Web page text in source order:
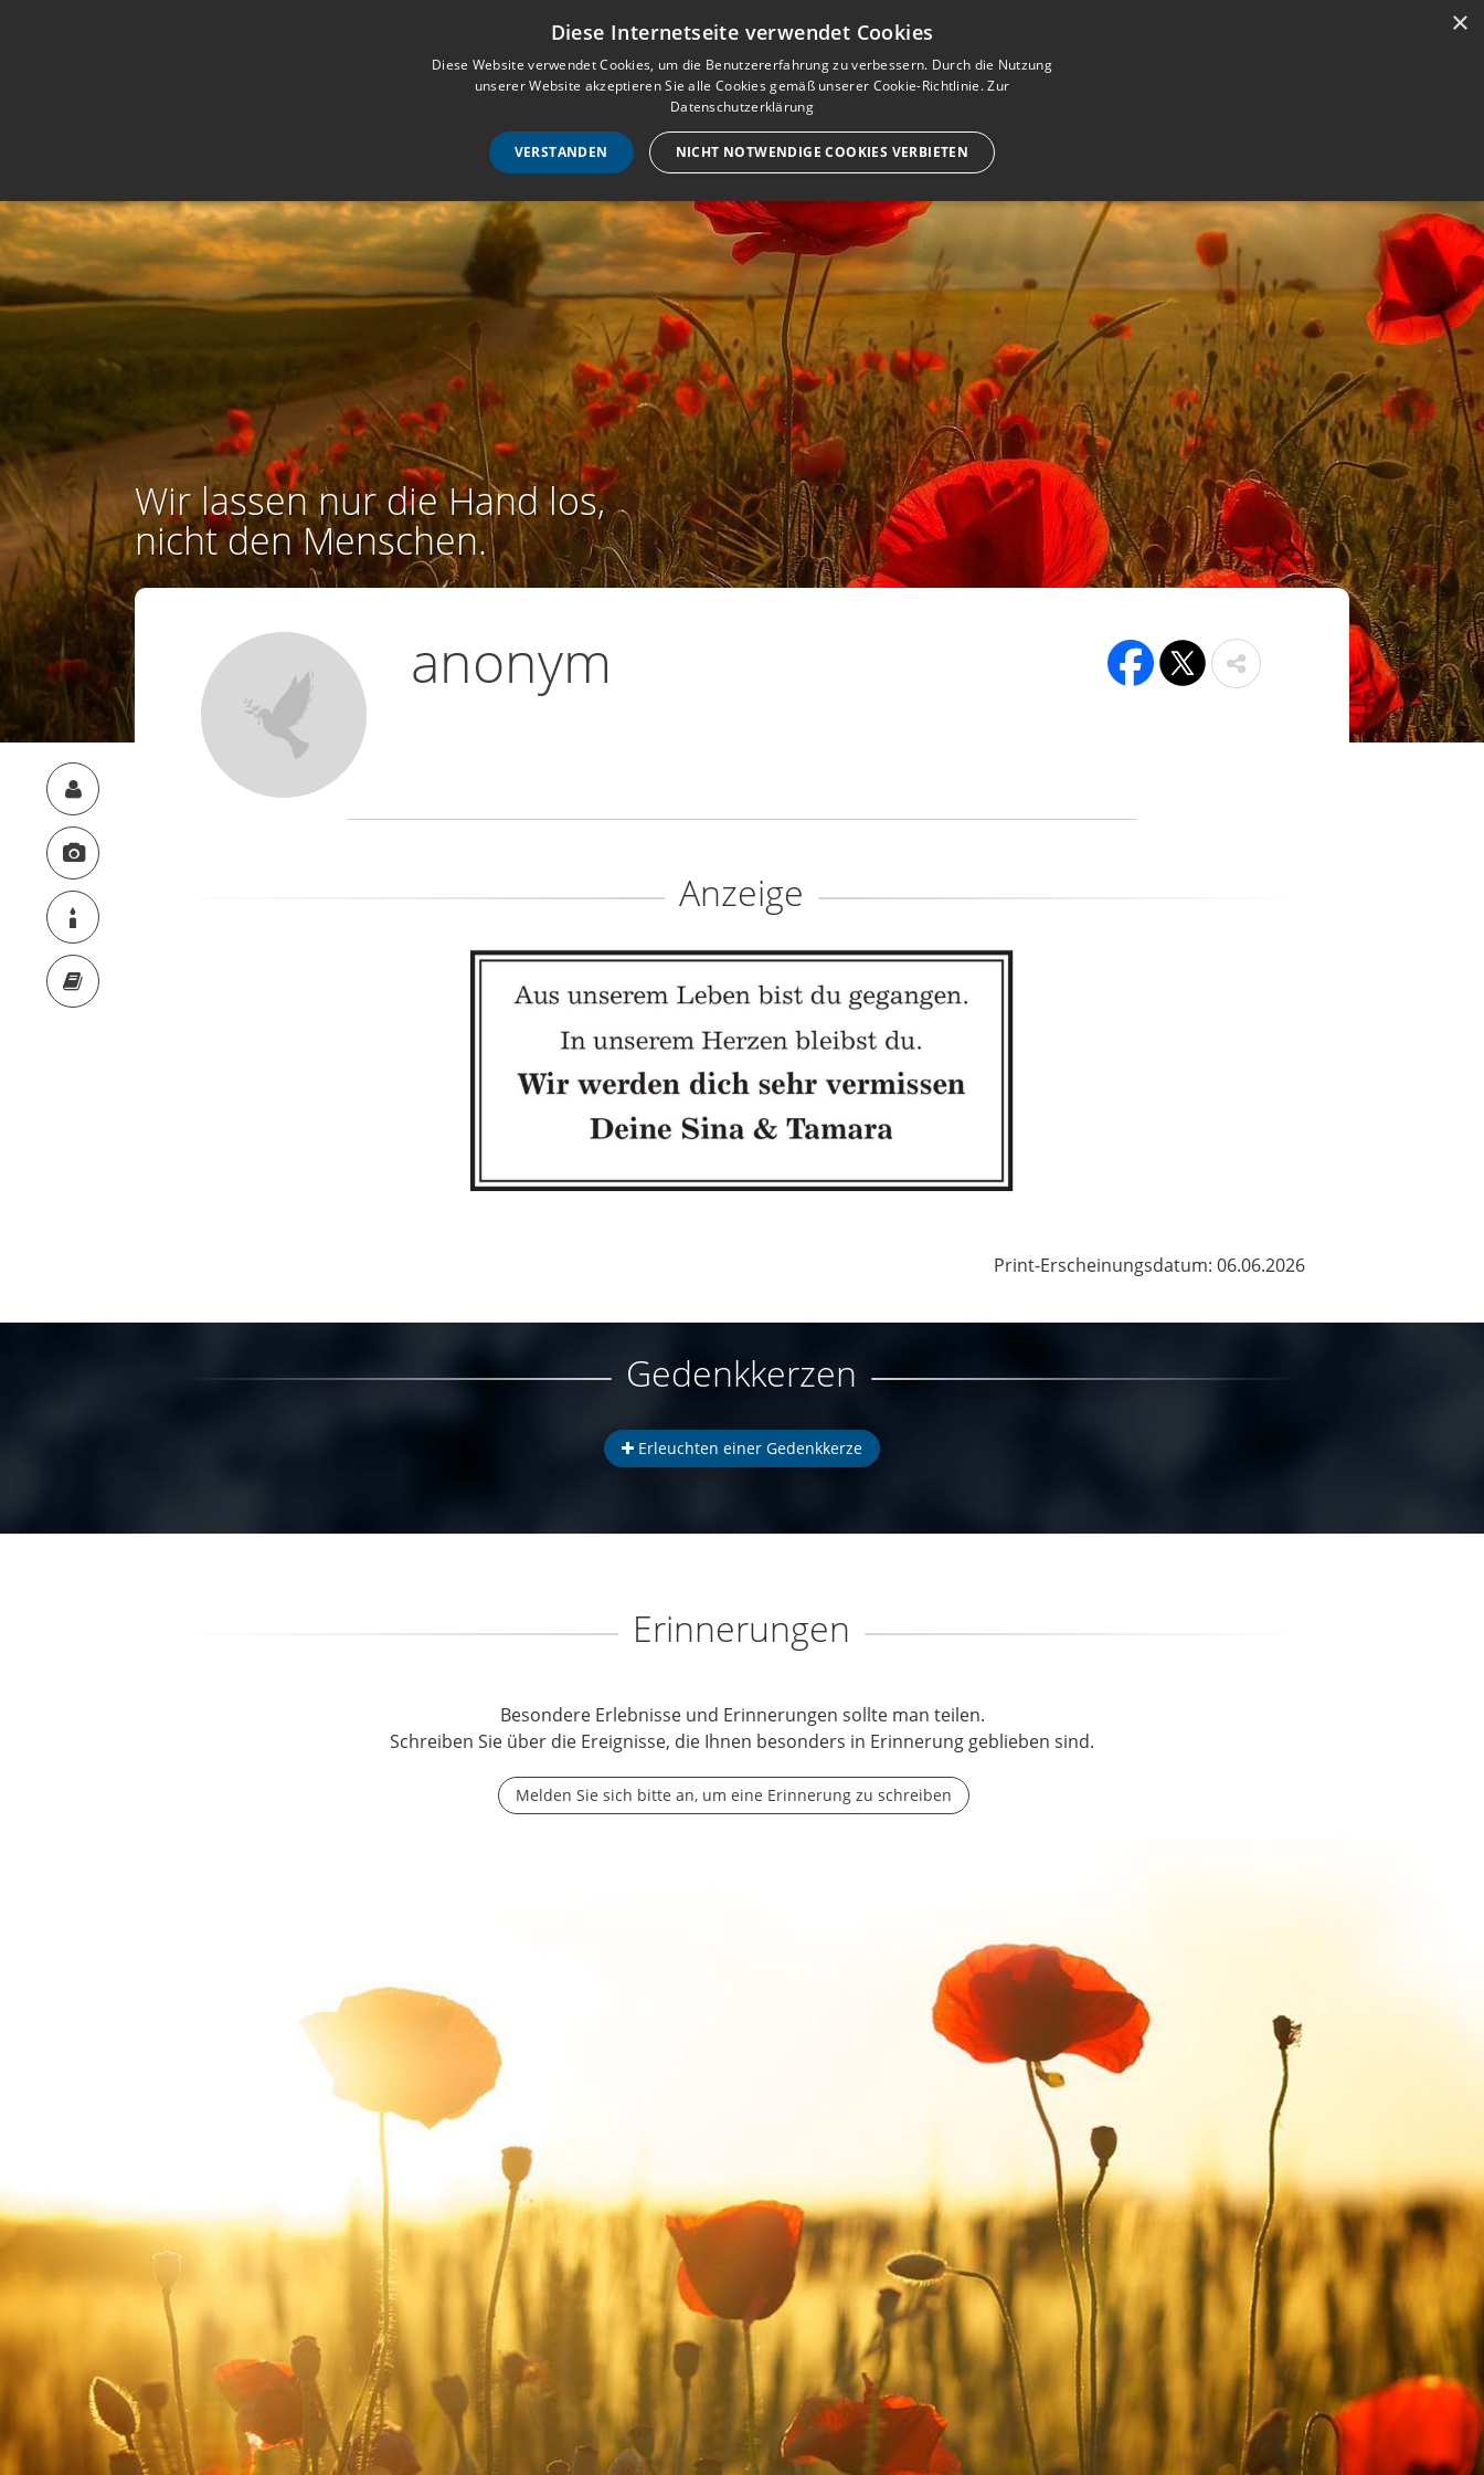
Musterbuch für Traueranzeigen
STARTSEITE HILFE IM TRAUERFALL
Wir lassen nur die Hand los,
nicht den Menschen.
anonym
Anzeige
Print-Erscheinungsdatum: 06.06.2026
Gedenkkerzen
Erleuchten einer Gedenkkerze
Erinnerungen
Besondere Erlebnisse und Erinnerungen sollte man teilen.
Schreiben Sie über die Ereignisse, die Ihnen besonders in Erinnerung geblieben sind.
Melden Sie sich bitte an, um eine Erinnerung zu schreiben
×
Diese Internetseite verwendet Cookies
Diese Website verwendet Cookies, um die Benutzererfahrung zu verbessern. Durch die Nutzung
unserer Website akzeptieren Sie alle Cookies gemäß unserer Cookie-Richtlinie.Zur
Datenschutzerklärung
VERSTANDEN NICHT NOTWENDIGE COOKIES VERBIETEN